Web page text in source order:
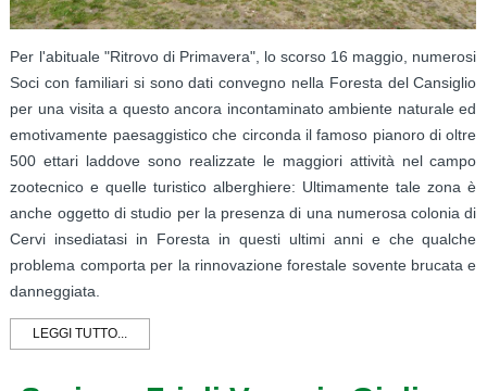
Per l'abituale "Ritrovo di Primavera", lo scorso 16 maggio, numerosi
Soci con familiari si sono dati convegno nella Foresta del Cansiglio
per una visita a questo ancora incontaminato ambiente naturale ed
emotivamente paesaggistico che circonda il famoso pianoro di oltre
500 ettari laddove sono realizzate le maggiori attività nel campo
zootecnico e quelle turistico alberghiere: Ultimamente tale zona è
anche oggetto di studio per la presenza di una numerosa colonia di
Cervi insediatasi in Foresta in questi ultimi anni e che qualche
problema comporta per la rinnovazione forestale sovente brucata e
danneggiata.
LEGGI TUTTO...